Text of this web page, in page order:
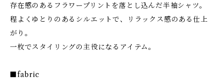
存在感のあるフラワープリントを落とし込んだ半袖シャツ。
程よくゆとりのあるシルエットで、リラックス感のある仕上
がり。
一枚でスタイリングの主役になるアイテム。
■fabric